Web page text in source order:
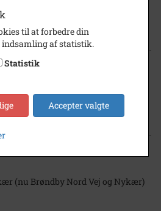
63, hvor Pia Nissen boede
(nu Brøndby Nord Vej og Nykær)
til at forbedre din
indsamling af statistik.
Statistik
Accepter valgte